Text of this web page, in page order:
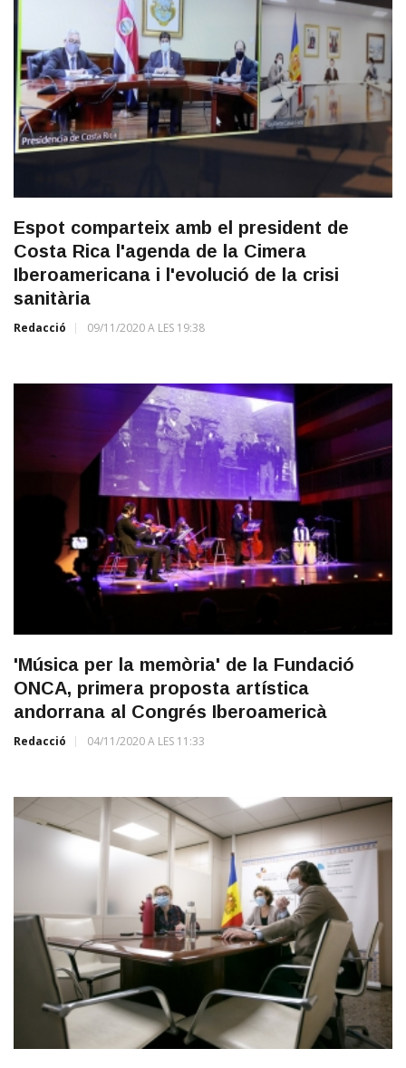
Espot comparteix amb el president de
Costa Rica l'agenda de la Cimera
Iberoamericana i l'evolució de la crisi
sanitària
Redacció 09/11/2020 A LES 19:38
'Música per la memòria' de la Fundació
ONCA, primera proposta artística
andorrana al Congrés Iberoamericà
Redacció 04/11/2020 A LES 11:33